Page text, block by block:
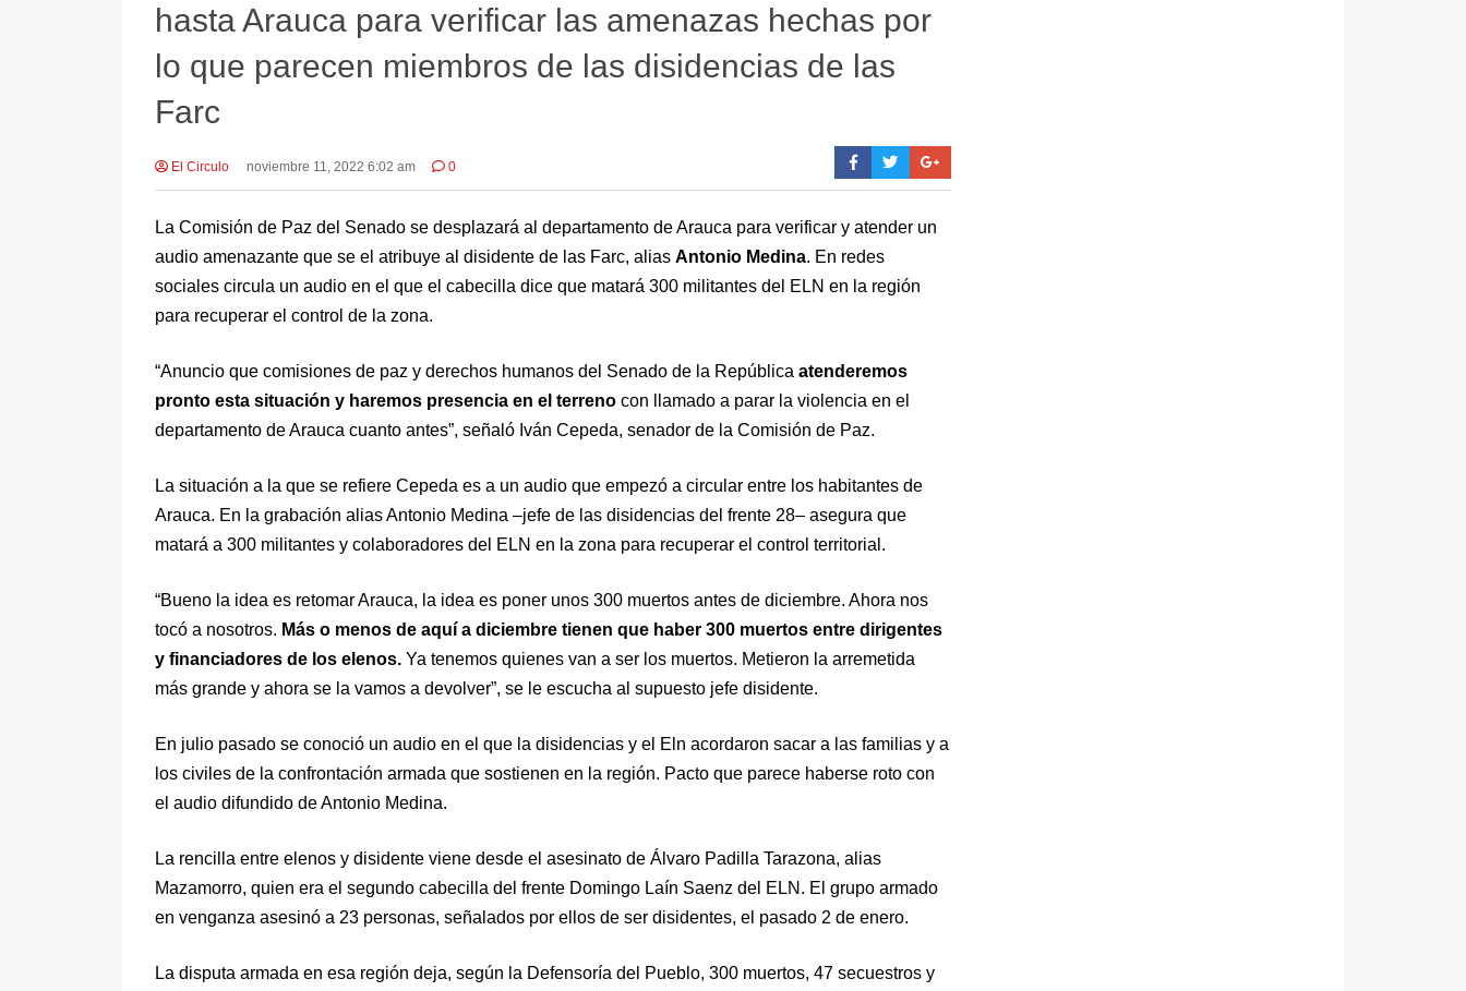
hasta Arauca para verificar las amenazas hechas por
lo que parecen miembros de las disidencias de las
Farc
El Circulo noviembre 11, 2022 6:02 am 0
La Comisión de Paz del Senado se desplazará al departamento de Arauca para verificar y atender un
audio amenazante que se el atribuye al disidente de las Farc, alias Antonio Medina. En redes
sociales circula un audio en el que el cabecilla dice que matará 300 militantes del ELN en la región
para recuperar el control de la zona.
“Anuncio que comisiones de paz y derechos humanos del Senado de la República atenderemos
pronto esta situación y haremos presencia en el terreno con llamado a parar la violencia en el
departamento de Arauca cuanto antes”, señaló Iván Cepeda, senador de la Comisión de Paz.
La situación a la que se refiere Cepeda es a un audio que empezó a circular entre los habitantes de
Arauca. En la grabación alias Antonio Medina –jefe de las disidencias del frente 28– asegura que
matará a 300 militantes y colaboradores del ELN en la zona para recuperar el control territorial.
“Bueno la idea es retomar Arauca, la idea es poner unos 300 muertos antes de diciembre. Ahora nos
tocó a nosotros. Más o menos de aquí a diciembre tienen que haber 300 muertos entre dirigentes
y financiadores de los elenos. Ya tenemos quienes van a ser los muertos. Metieron la arremetida
más grande y ahora se la vamos a devolver”, se le escucha al supuesto jefe disidente.
En julio pasado se conoció un audio en el que la disidencias y el Eln acordaron sacar a las familias y a
los civiles de la confrontación armada que sostienen en la región. Pacto que parece haberse roto con
el audio difundido de Antonio Medina.
La rencilla entre elenos y disidente viene desde el asesinato de Álvaro Padilla Tarazona, alias
Mazamorro, quien era el segundo cabecilla del frente Domingo Laín Saenz del ELN. El grupo armado
en venganza asesinó a 23 personas, señalados por ellos de ser disidentes, el pasado 2 de enero.
La disputa armada en esa región deja, según la Defensoría del Pueblo, 300 muertos, 47 secuestros y